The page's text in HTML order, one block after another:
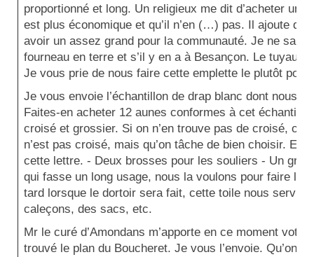
proportionné et long. Un religieux me dit d’acheter un
est plus économique et qu’il n’en (…) pas. Il ajoute
avoir un assez grand pour la communauté. Je ne sais
fourneau en terre et s’il y en a à Besançon. Le tuyau
Je vous prie de nous faire cette emplette le plutôt
Je vous envoie l’échantillon de drap blanc dont nous
Faites-en acheter 12 aunes conformes à cet
croisé et grossier. Si on n’en trouve pas de croisé, on
n’est pas croisé, mais qu’on tâche de bien choisir.
cette lettre. - Deux brosses pour les souliers - Un gros
qui fasse un long usage, nous la voulons pour faire
tard lorsque le dortoir sera fait, cette toile nous servira
caleçons, des sacs, etc.
Mr le curé d’Amondans m’apporte en ce moment
trouvé le plan du Boucheret. Je vous l’envoie. Qu’on